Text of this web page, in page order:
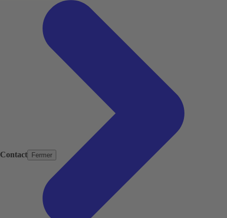
Contact Fermer